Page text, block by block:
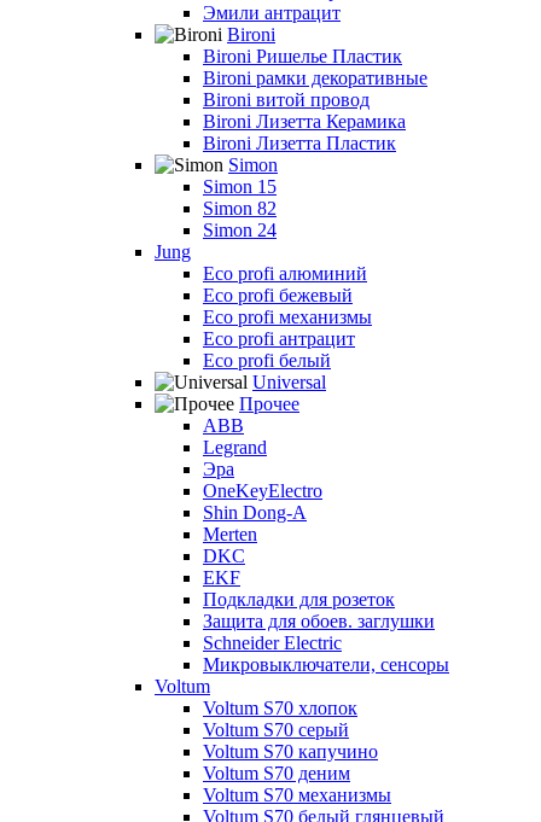
Эмили антрацит
Bironi
Bironi Ришелье Пластик
Bironi рамки декоративные
Bironi витой провод
Bironi Лизетта Керамика
Bironi Лизетта Пластик
Simon
Simon 15
Simon 82
Simon 24
Jung
Eco profi алюминий
Eco profi бежевый
Eco profi механизмы
Eco profi антрацит
Eco profi белый
Universal
Прочее
ABB
Legrand
Эра
OneKeyElectro
Shin Dong-A
Merten
DKC
EKF
Подкладки для розеток
Защита для обоев. заглушки
Schneider Electric
Микровыключатели, сенсоры
Voltum
Voltum S70 хлопок
Voltum S70 серый
Voltum S70 капучино
Voltum S70 деним
Voltum S70 механизмы
Voltum S70 белый глянцевый